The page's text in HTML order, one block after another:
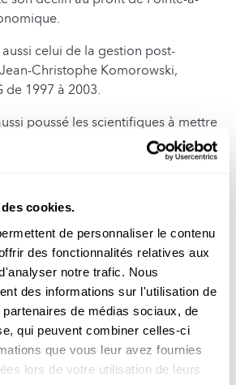
cookies.
de personnaliser le contenu
des fonctionnalités relatives aux
notre trafic. Nous
des informations sur l'utilisation de
de médias sociaux, de
qui peuvent combiner celles-ci
que vous leur avez fournies
lors de votre utilisation de leurs
celui de la gestion post-
Christophe Komorowski,
de 1997 à 2003.
poussé les scientifiques à mettre
pour croiser les avis d'experts et
quand les données manquent,
reste difficile à prévoir,
contemporaines. "Aujourd'hui,
sont déployées sur le dôme
Sébastien Deroussi, directeur
des données sismiques et GPS
du sous-sol ou le gonflement
changement de pression.